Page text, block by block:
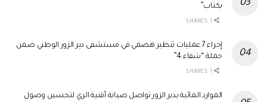
بكتاب”
إجراء 7 عمليات تنظير هضمي في مستشفى دير الزور الوطني ضمن
حملة “شفاء 4”
الموارد المائية بدير الزور تواصل صيانة أقنية الري لتحسين وصول